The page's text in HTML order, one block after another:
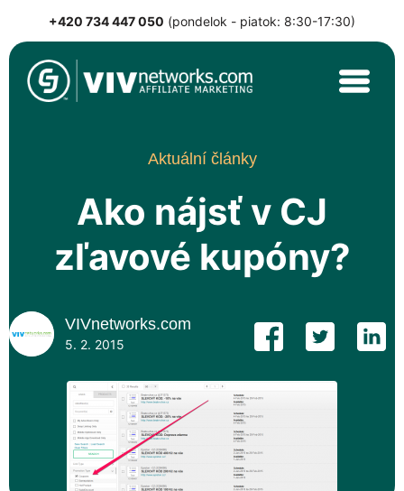
to
content
+420 734 447 050 (pondelok - piatok: 8:30-17:30)
Aktuální články
Ako nájsť v CJ
zľavové kupóny?
VIVnetworks.com
5. 2. 2015